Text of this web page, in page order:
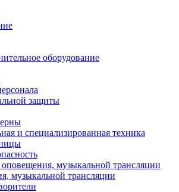
оборудование
защиты
и специализированная техника
музыкальной трансляции
музыкальной трансляции